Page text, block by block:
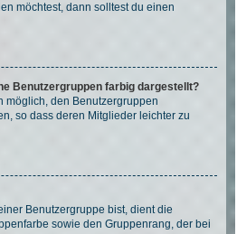
möchtest, dann solltest du einen
Benutzergruppen farbig dargestellt?
möglich, den Benutzergruppen
so dass deren Mitglieder leichter zu
Benutzergruppe bist, dient die
sowie den Gruppenrang, der bei